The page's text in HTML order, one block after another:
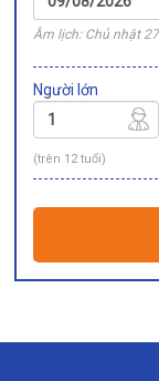
Âm lịch: Chủ nhật
Người lớn
(trên 12 tuổi)